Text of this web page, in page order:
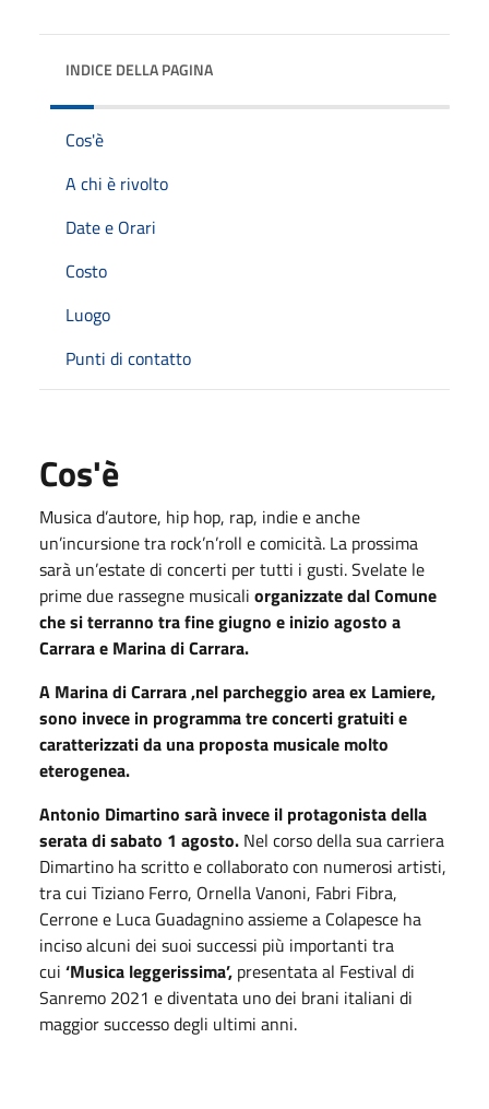
INDICE DELLA PAGINA
Cos'è
A chi è rivolto
Date e Orari
Costo
Luogo
Punti di contatto
Cos'è
Musica d’autore, hip hop, rap, indie e anche
un’incursione tra rock’n’roll e comicità. La prossima
sarà un’estate di concerti per tutti i gusti. Svelate le
prime due rassegne musicali organizzate dal Comune
che si terranno tra fine giugno e inizio agosto a
Carrara e Marinadi Carrara.
A Marina di Carrara ,nel parcheggio area ex Lamiere,
sono invece in programma tre concerti gratuiti e
caratterizzati da una proposta musicale molto
eterogenea.
Antonio Dimartino sarà invece il protagonista della
serata di sabato 1 agosto. Nel corso della sua carriera
Dimartino ha scritto e collaborato con numerosi artisti,
tra cui Tiziano Ferro, Ornella Vanoni, Fabri Fibra,
Cerrone e Luca Guadagnino assieme a Colapesce ha
inciso alcuni dei suoi successi più importanti tra
cui ‘Musica leggerissima’, presentata al Festival di
Sanremo 2021 e diventata uno dei brani italiani di
maggior successo degli ultimi anni.